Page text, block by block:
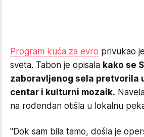
Program kuća za evro privukao
sveta. Tabon je opisala kako se
zaboravljenog sela pretvorila
centar i kulturni mozaik.
na rođendan otišla u lokalnu
"Dok sam bila tamo, došla je